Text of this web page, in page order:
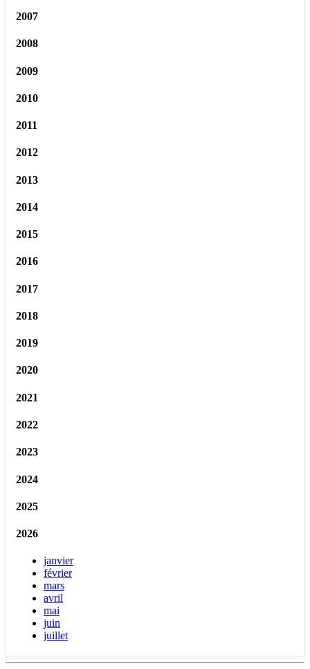
2007
2008
2009
2010
2011
2012
2013
2014
2015
2016
2017
2018
2019
2020
2021
2022
2023
2024
2025
2026
janvier
février
mars
avril
mai
juin
juillet